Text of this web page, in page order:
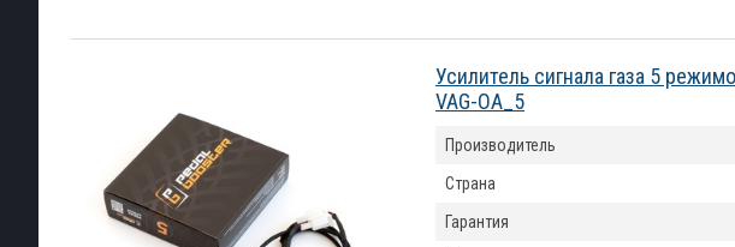
Усилитель сигнала газа 5
VAG-OA_5
Производитель
Страна
Гарантия